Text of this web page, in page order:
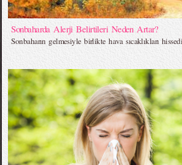
Sonbaharda Alerji Belirtileri Neden Artar?
Sonbaharın gelmesiyle birlikte hava sıcaklıkları